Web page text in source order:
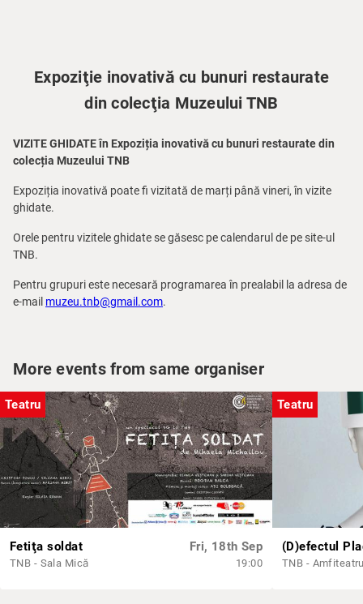
Expoziţie inovativă cu bunuri restaurate
din colecţia Muzeului TNB
VIZITE GHIDATE în Expoziția inovativă cu bunuri restaurate din
colecția Muzeului TNB
Expoziția inovativă poate fi vizitată de marți până vineri, în vizite
ghidate.
Orele pentru vizitele ghidate se găsesc pe calendarul de pe site-ul
TNB.
Pentru grupuri este necesară programarea în prealabil la adresa de
e-mail muzeu.tnb@gmail.com.
More events from same organiser
Teatru
Fetiţa soldat
TNB - Sala Mică
Fri, 18th Sep
19:00
Teatru
(D)efectul
TNB -